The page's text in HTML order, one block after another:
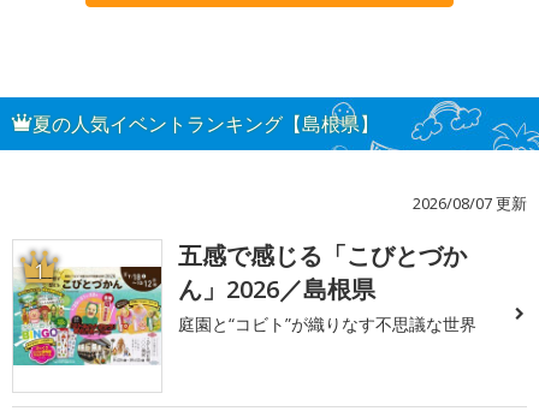
夏の人気イベントランキング【島根県】
2026/08/07 更新
1
五感で感じる「こびとづか
ん」2026／島根県
庭園と“コビト”が織りなす不思議な世界